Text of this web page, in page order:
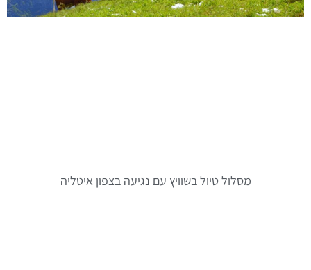
מסלול טיול בשוויץ עם נגיעה בצפון איטליה